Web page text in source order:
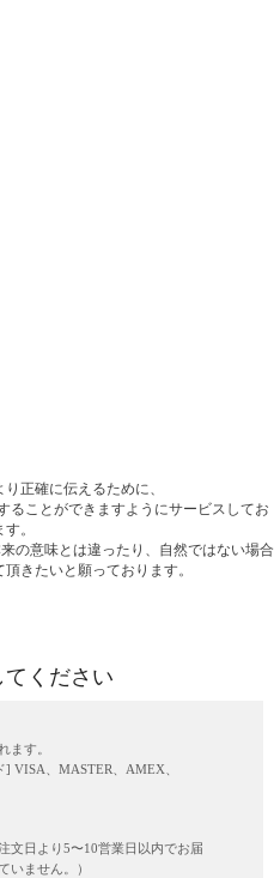
正確に伝えるために、
ることができますようにサービスしてお
す。
の意味とは違ったり、自然ではない場合
きたいと願っております。
ください
ます。
VISA、MASTER、AMEX、
文日より5〜10営業日以内でお届
いません。）